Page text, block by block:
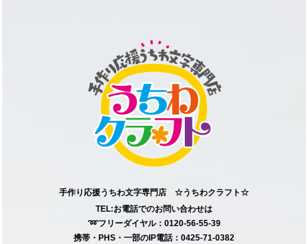
手作り応援うちわ文字専門店 ☆うちわクラフト☆
TEL:お電話でのお問い合わせは
➿フリーダイヤル：0120-56-55-39
携帯・PHS・一部のIP電話：0425-71-0382